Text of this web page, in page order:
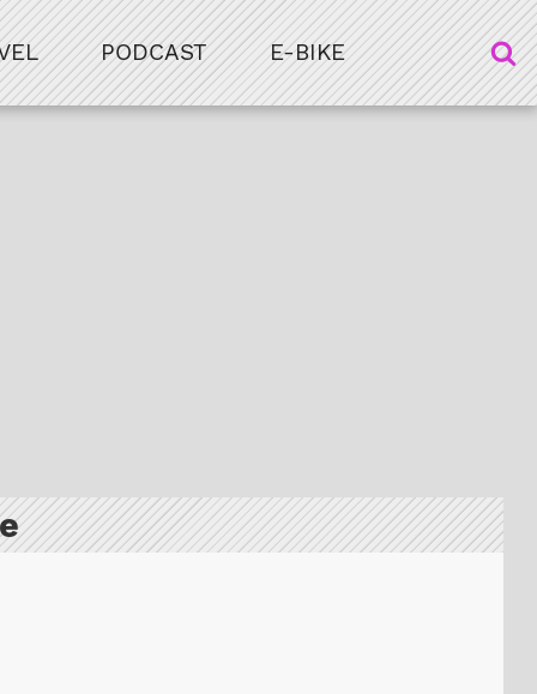
PODCAST E-BIKE